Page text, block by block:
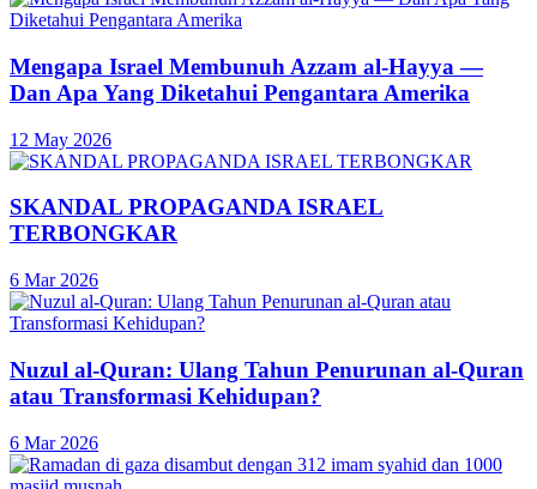
Mengapa Israel Membunuh Azzam al-Hayya —
Dan Apa Yang Diketahui Pengantara Amerika
12 May 2026
SKANDAL PROPAGANDA ISRAEL
TERBONGKAR
6 Mar 2026
Nuzul al-Quran: Ulang Tahun Penurunan al-Quran
atau Transformasi Kehidupan?
6 Mar 2026